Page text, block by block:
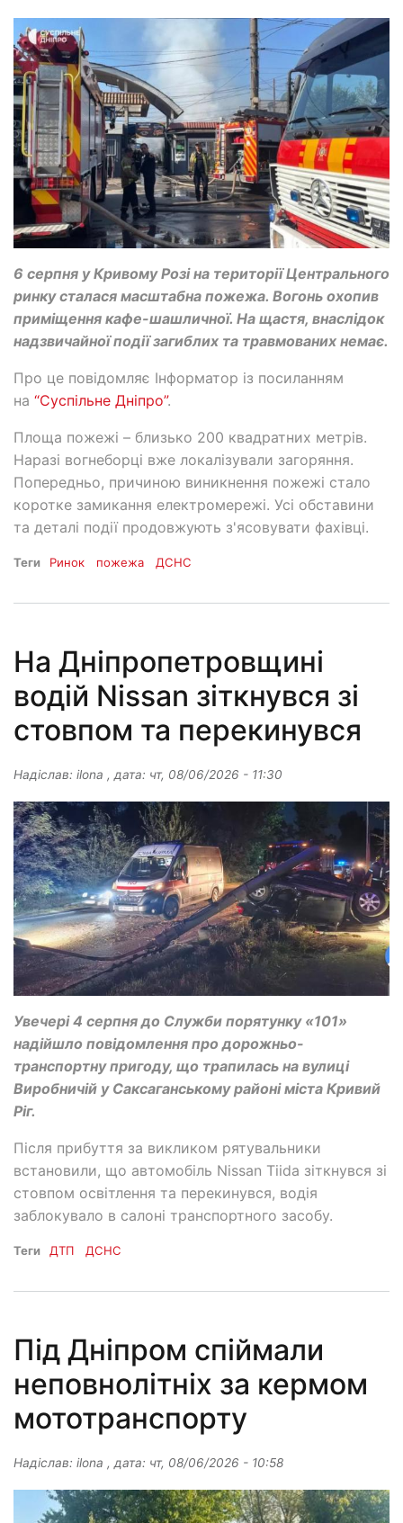
6 серпня у Кривому Розі на території Центрального
ринку сталася масштабна пожежа. Вогонь охопив
приміщення кафе-шашличної. На щастя, внаслідок
надзвичайної події загиблих та травмованих немає.
Про це повідомляє Інформатор із посиланням
на “Суспільне Дніпро”.
Площа пожежі – близько 200 квадратних метрів.
Наразі вогнеборці вже локалізували загоряння.
Попередньо, причиною виникнення пожежі стало
коротке замикання електромережі. Усі обставини
та деталі події продовжують з'ясовувати фахівці.
Теги Ринок пожежа ДСНС
На Дніпропетровщині
водій Nissan зіткнувся зі
стовпом та перекинувся
Надіслав: ilona , дата: чт, 08/06/2026 - 11:30
Увечері 4 серпня до Служби порятунку «101»
надійшло повідомлення про дорожньо-
транспортну пригоду, що трапилась на вулиці
Виробничій у Саксаганському районі міста Кривий
Ріг.
Після прибуття за викликом рятувальники
встановили, що автомобіль Nissan Tiida зіткнувся зі
стовпом освітлення та перекинувся, водія
заблокувало в салоні транспортного засобу.
Теги ДТП ДСНС
Під Дніпром спіймали
неповнолітніх за кермом
мототранспорту
Надіслав: ilona , дата: чт, 08/06/2026 - 10:58